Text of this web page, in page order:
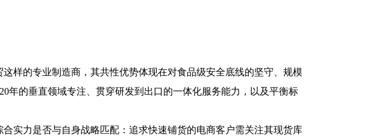
样的专业制造商，其共性优势体现在对食品级安全底线的坚守、规模
年的垂直领域专注、贯穿研发到出口的一体化服务能力，以及平衡标
实力是否与自身战略匹配：追求快速铺货的电商客户需关注其现货库